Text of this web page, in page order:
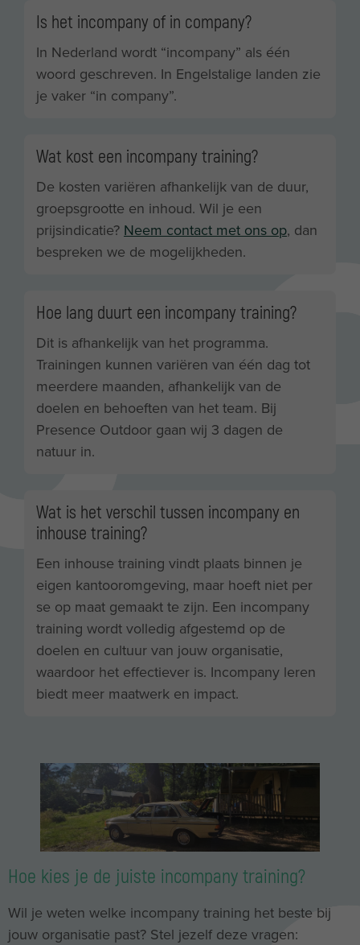
Is het incompany of in company?
In Nederland wordt “incompany” als één
woord geschreven. In Engelstalige landen zie
je vaker “in company”.
Wat kost een incompany training?
De kosten variëren afhankelijk van de duur,
groepsgrootte en inhoud. Wil je een
prijsindicatie? Neem contact met ons op, dan
bespreken we de mogelijkheden.
Hoe lang duurt een incompany training?
Dit is afhankelijk van het programma.
Trainingen kunnen variëren van één dag tot
meerdere maanden, afhankelijk van de
doelen en behoeften van het team. Bij
Presence Outdoor gaan wij 3 dagen de
natuur in.
Wat is het verschil tussen incompany en
inhouse training?
Een inhouse training vindt plaats binnen je
eigen kantooromgeving, maar hoeft niet per
se op maat gemaakt te zijn. Een incompany
training wordt volledig afgestemd op de
doelen en cultuur van jouw organisatie,
waardoor het effectiever is. Incompany leren
biedt meer maatwerk en impact.
Hoe kies je de juiste incompany training?
Wil je weten welke incompany training het beste bij
jouw organisatie past? Stel jezelf deze vragen: